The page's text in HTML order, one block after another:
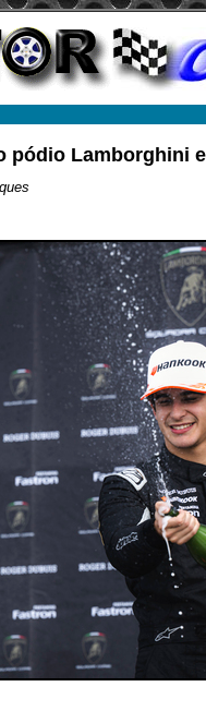
pódio Lamborghini